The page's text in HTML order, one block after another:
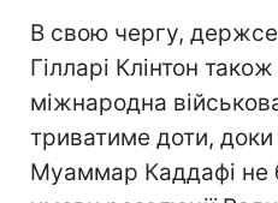
В свою чергу,
Гілларі Клінтон
міжнародна
триватиме доти, доки
Муаммар Каддафі не